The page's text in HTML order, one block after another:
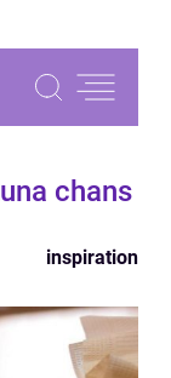
chans
inspiration